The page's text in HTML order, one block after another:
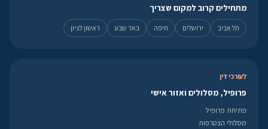
מתחילים קרוב למקום שצריך
תל אביב ירושלים חיפה באר שבע ראשון לציון
לעורכי דין
פרופיל, מסלולים ואזור אישי
פתיחת פרופיל
מסלולי הצטרפות